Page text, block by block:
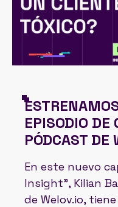
EPISODIO DE
PÓDCAST DE
En este nuevo
Insight", Kilian
de Welov.io,